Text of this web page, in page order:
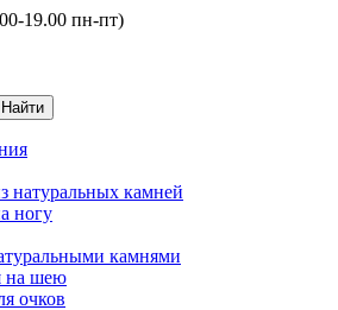
19.00 пн-пт)
натуральных камней
ногу
камнями
на шею
очков